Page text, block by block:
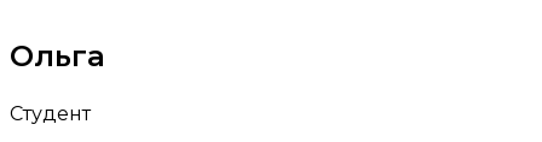
Ольга
Студент